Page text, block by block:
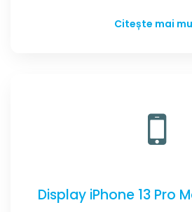
Citește mai
Display iPhone 13 Pro